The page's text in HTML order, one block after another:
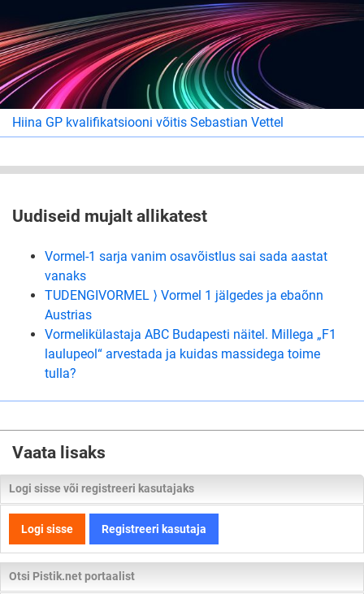
Hiina GP kvalifikatsiooni võitis Sebastian Vettel
Uudiseid mujalt allikatest
Vormel-1 sarja vanim osavõistlus sai sada aastat
vanaks
TUDENGIVORMEL ⟩ Vormel 1 jälgedes ja ebaõnn
Austrias
Vormelikülastaja ABC Budapesti näitel. Millega „F1
laulupeol“ arvestada ja kuidas massidega toime
tulla?
Vaata lisaks
Logi sisse või registreeri kasutajaks
Logi sisse Registreeri kasutaja
Otsi Pistik.net portaalist